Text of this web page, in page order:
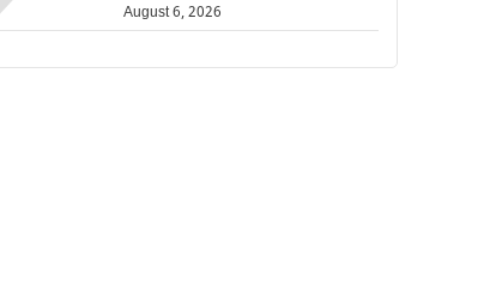
August 6, 2026